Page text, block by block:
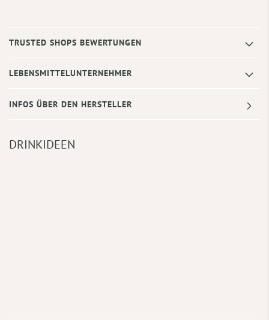
TRUSTED SHOPS BEWERTUNGEN
LEBENSMITTELUNTERNEHMER
INFOS ÜBER DEN HERSTELLER
DRINKIDEEN